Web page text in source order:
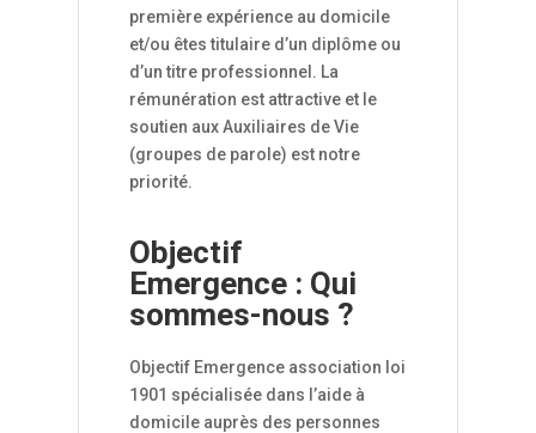
première expérience au domicile
et/ou êtes titulaire d’un diplôme ou
d’un titre professionnel. La
rémunération est attractive et le
soutien aux Auxiliaires de Vie
(groupes de parole) est notre
priorité.
Objectif
Emergence : Qui
sommes-nous ?
Objectif Emergence association loi
1901 spécialisée dans l’aide à
domicile auprès des personnes